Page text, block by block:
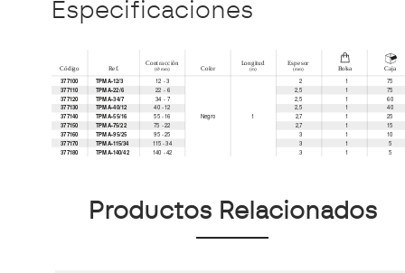
Especificaciones
Productos Relacionados